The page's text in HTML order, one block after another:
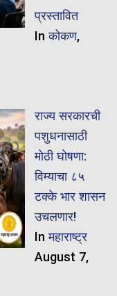
प्रस्तावित
Inकोकण,
राज्य सरकारची
पशुधनासाठी
मोठी घोषणा:
विम्याचा ८५
टक्के भार शासन
उचलणार!
Inमहाराष्ट्र
August 7,